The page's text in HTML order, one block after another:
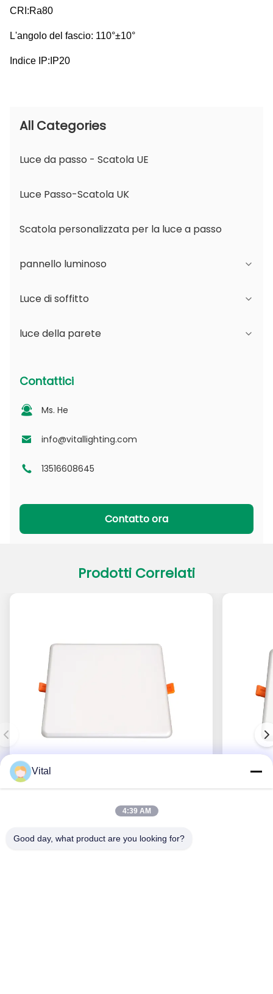
CRI:Ra80
L'angolo del fascio: 110°±10°
Indice IP:IP20
All Categories
Luce da passo - Scatola UE
Luce Passo-Scatola UK
Scatola personalizzata per la luce a passo
pannello luminoso
Serie JDL
Serie DSDL
Serie MDL
Serie NSDL
Serie DL
Serie PADL
Luce di soffitto
Serie JCL
Serie fotovoltaica
Serie PD
Serie CL
Serie PACL
luce della parete
apertura variabile
Serie D - Piastra di guida della luce puntinata
Contattici
Ms. He
info@vitallighting.com
13516608645
Contatto ora
Prodotti Correlati
Ottenga il migliore prezzo
Vital
4:39 AM
Good day, what product are you looking for?